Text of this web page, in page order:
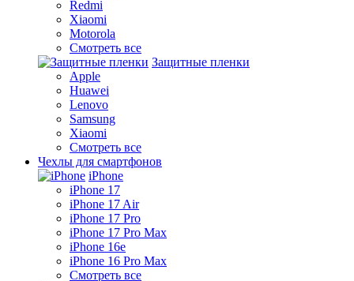
Redmi
Xiaomi
Motorola
Смотреть все
Защитные пленки
Apple
Huawei
Lenovo
Samsung
Xiaomi
Смотреть все
Чехлы для смартфонов
iPhone
iPhone 17
iPhone 17 Air
iPhone 17 Pro
iPhone 17 Pro Max
iPhone 16e
iPhone 16 Pro Max
Смотреть все